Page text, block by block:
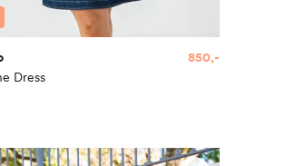
Dress
850,-